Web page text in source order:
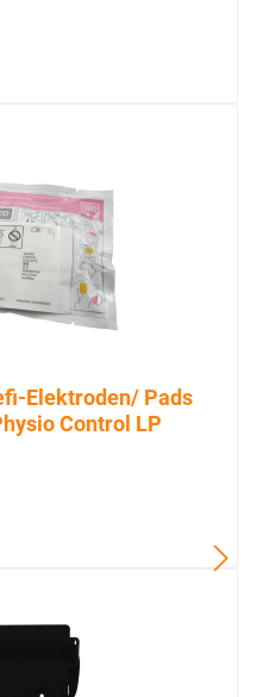
Elektroden/ Pads
Control LP